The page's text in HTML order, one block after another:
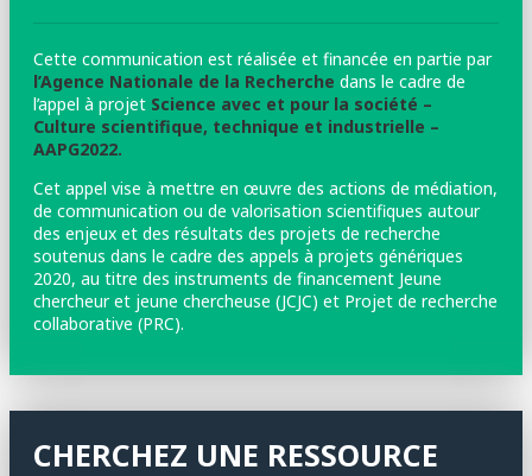
Cette communication est réalisée et financée en partie par
l’Agence Nationale de la Recherche dans le cadre de
l’appel à projet Science avec et pour la société –
Culture scientifique, technique et industrielle –
AAPG2022.
Cet appel vise à mettre en œuvre des actions de médiation,
de communication ou de valorisation scientifiques autour
des enjeux et des résultats des projets de recherche
soutenus dans le cadre des appels à projets génériques
2020, au titre des instruments de financement Jeune
chercheur et jeune chercheuse (JCJC) et Projet de recherche
collaborative (PRC).
CHERCHEZ UNE RESSOURCE